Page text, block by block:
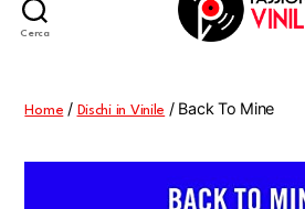
Cerca
Home / Dischi in Vinile / Back To Mine